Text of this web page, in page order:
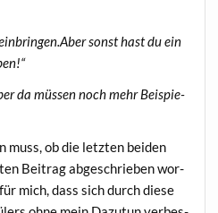
sonst hast du ein
da müs­sen noch mehr Bei­spie­
ob die letz­ten bei­den
Bei­trag abge­schrie­ben wor­
mich, dass sich durch die­se